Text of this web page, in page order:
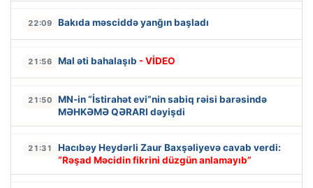
22:09 Bakıda məsciddə yanğın başladı
21:56 Mal əti bahalaşıb - VİDEO
21:50
MN-in “İstirahət evi”nin sabiq rəisi barəsində
MƏHKƏMƏ QƏRARI dəyişdi
21:31
Hacıbəy Heydərli Zaur Baxşəliyevə cavab verdi:
“Rəşad Məcidin fikrini düzgün anlamayıb”